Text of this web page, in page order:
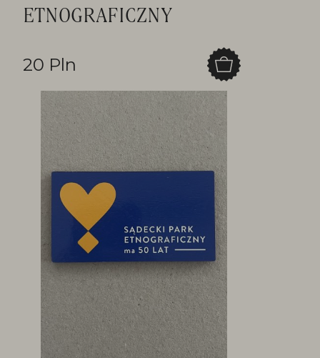
ETNOGRAFICZNY
20 Pln